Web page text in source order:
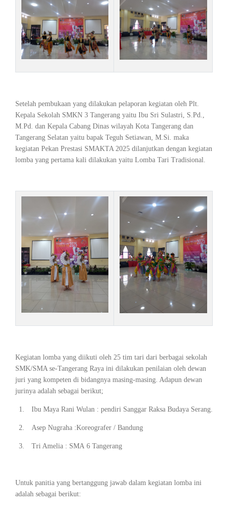
Setelah pembukaan yang dilakukan pelaporan kegiatan oleh Plt.
Kepala Sekolah SMKN 3 Tangerang yaitu Ibu Sri Sulastri, S.Pd.,
M.Pd. dan Kepala Cabang Dinas wilayah Kota Tangerang dan
Tangerang Selatan yaitu bapak Teguh Setiawan, M.Si. maka
kegiatan Pekan Prestasi SMAKTA 2025 dilanjutkan dengan kegiatan
lomba yang pertama kali dilakukan yaitu Lomba Tari Tradisional.
Kegiatan lomba yang diikuti oleh 25 tim tari dari berbagai sekolah
SMK/SMA se-Tangerang Raya ini dilakukan penilaian oleh dewan
juri yang kompeten di bidangnya masing-masing. Adapun dewan
jurinya adalah sebagai berikut;
1. Ibu Maya Rani Wulan : pendiri Sanggar Raksa Budaya Serang.
2. Asep Nugraha :Koreografer / Bandung
3. Tri Amelia : SMA 6 Tangerang
Untuk panitia yang bertanggung jawab dalam kegiatan lomba ini
adalah sebagai berikut: